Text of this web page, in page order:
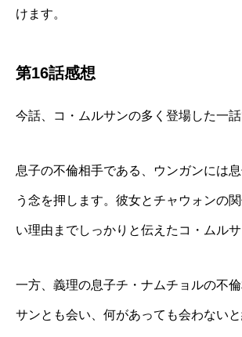
けます。
第16話感想
今話、コ・ムルサンの多く登場した一話
息子の不倫相手である、ウンガンには
う念を押します。彼女とチャウォンの
い理由までしっかりと伝えたコ・ムルサ
一方、義理の息子チ・ナムチョルの不
サンとも会い、何があっても会わないと